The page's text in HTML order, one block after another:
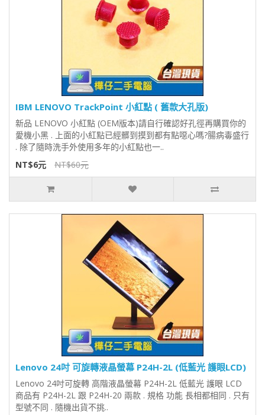
IBM LENOVO TrackPoint 小紅點 ( 舊款大孔版)
新品 LENOVO 小紅點 (OEM版本)請自行確認好孔徑再購買你的
愛機小黑 . 上面的小紅點已經髒到摸到都有點噁心嗎?腸病毒盛行
. 除了隨時洗手外使用多年的小紅點也一..
NT$6元
NT$60元
Lenovo 24吋 可旋轉液晶螢幕 P24H-2L (低藍光 護眼LCD)
Lenovo 24吋可旋轉 高階液晶螢幕 P24H-2L 低藍光 護眼 LCD
商品有 P24H-2L 跟 P24H-20 兩款 . 規格 功能 長相都相同 . 只有
型號不同 . 隨機出貨不挑..